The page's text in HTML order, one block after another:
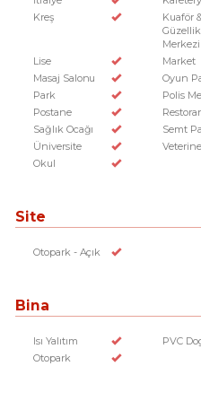
Kreş
Kuaför
Güzellik
Merkezi
Lise
Market
Masaj Salonu
Oyun
Park
Polis
Postane
Sağlık Ocağı
Semt
Üniversite
Okul
Site
Otopark - Açık
Bina
Isı Yalıtım
PVC
Otopark